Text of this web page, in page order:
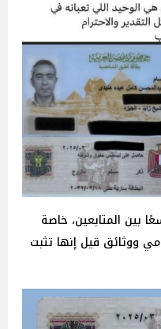
بين المتابعين، خاصة
ووثائق قيل إنها تثبت